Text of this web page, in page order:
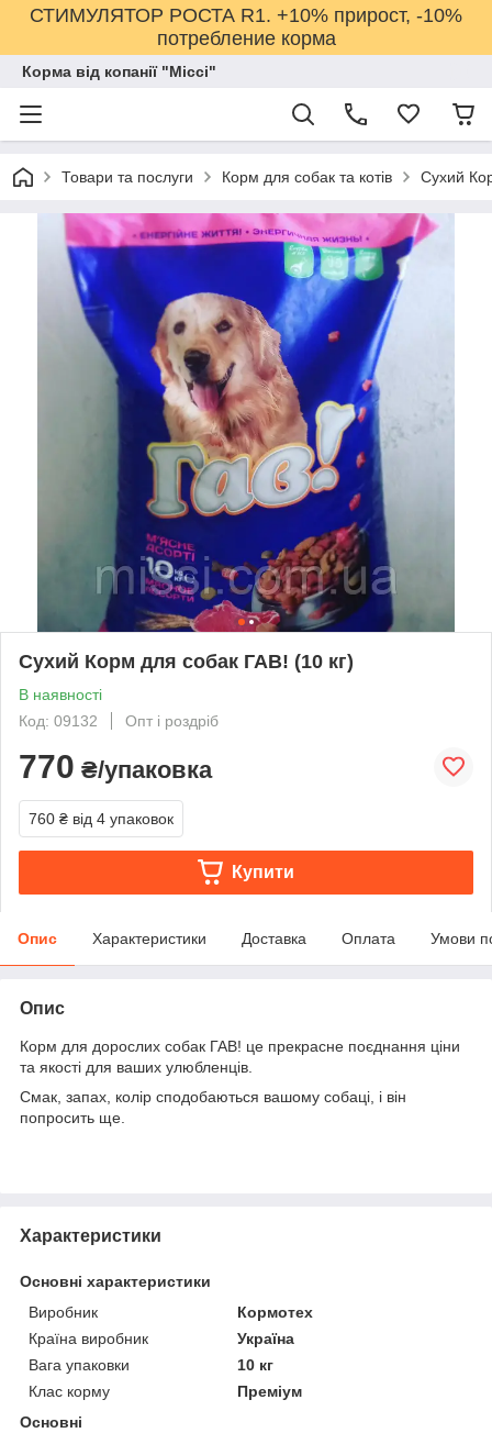
СТИМУЛЯТОР РОСТА R1. +10% прирост, -10%
потребление корма
Корма від копанії "Міссі"
Товари та послуги Корм для собак та котів Сухий
Сухий Корм для собак ГАВ! (10 кг)
В наявності
Код: 09132
Опт і роздріб
770 ₴/упаковка
760 ₴ від 4 упаковок
Купити
Опис Характеристики Доставка Оплата Умови
Опис
Корм для дорослих собак ГАВ! це прекрасне поєднання ціни
та якості для ваших улюбленців.
Смак, запах, колір сподобаються вашому собаці, і він
попросить ще.
Характеристики
Основні характеристики
Виробник
Кормотех
Країна виробник
Україна
Вага упаковки
10 кг
Клас корму
Преміум
Основні